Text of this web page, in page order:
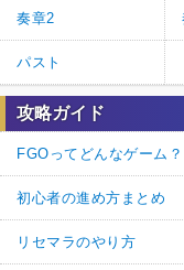
奏章2
パスト
攻略ガイド
FGOってどんなゲーム？
初心者の進め方まとめ
リセマラのやり方